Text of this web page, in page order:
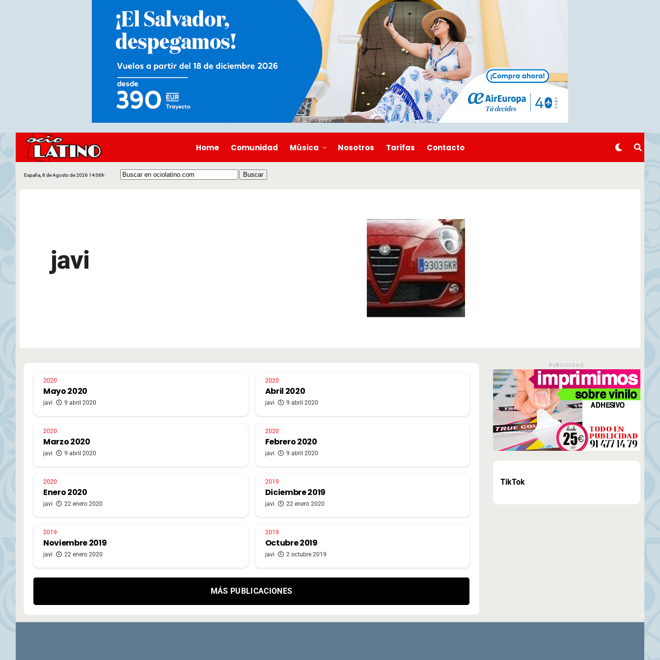
Home Comunidad Música Nosotros Tarifas Contacto
España, 8 de Agosto de 2026 14:06h
javi
2020
Mayo 2020
javi 9 abril 2020
2020
Abril 2020
javi 9 abril 2020
2020
Marzo 2020
javi 9 abril 2020
2020
Febrero 2020
javi 9 abril 2020
2020
Enero 2020
javi 22 enero 2020
2019
Diciembre 2019
javi 22 enero 2020
2019
Noviembre 2019
javi 22 enero 2020
2019
Octubre 2019
javi 2 octubre 2019
MÁS PUBLICACIONES
PUBLICIDAD
TikTok